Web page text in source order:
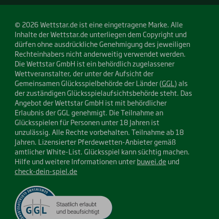
© 2026 Wettstar.de ist eine eingetragene Marke. Alle
Inhalte der Wettstar.de unterliegen dem Copyright und
dürfen ohne ausdrückliche Genehmigung des jeweiligen
Rechteinhabers nicht anderweitig verwendet werden.
Die Wettstar GmbH ist ein behördlich zugelassener
Wettveranstalter, der unter der Aufsicht der
Gemeinsamen Glücksspielbehörde der Länder (GGL ) als
der zuständigen Glücksspielaufsichtsbehörde steht. Das
Angebot der Wettstar GmbH ist mit behördlicher
Erlaubnis der GGL genehmigt. Die Teilnahme an
Glücksspielen für Personen unter 18 Jahren ist
unzulässig. Alle Rechte vorbehalten. Teilnahme ab 18
Jahren. Lizensierter Pferdewetten-Anbieter gemäß
amtlicher White-List. Glücksspiel kann süchtig machen.
Hilfe und weitere Informationen unterbuwei.deund
check-dein-spiel.de